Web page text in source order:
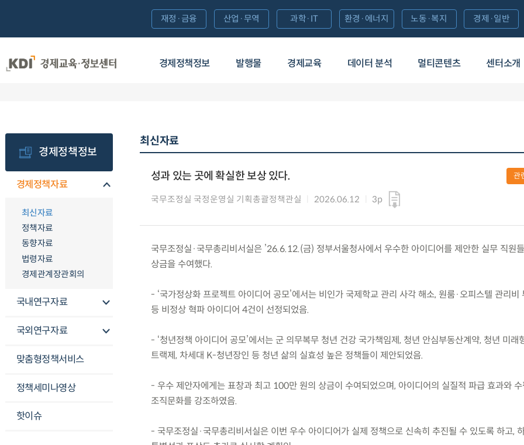
경제정책정보 발행물 경제교육 데이터 분석 멀티콘텐츠 센터소개
재정·금융 산업·무역 과학·IT 환경·에너지 노동·복지 경제·일반
경제정책정보
경제정책자료
최신자료
정책자료
동향자료
법령자료
경제관계장관회의
국내연구자료
국외연구자료
맞춤형정책서비스
정책세미나영상
핫이슈
최신자료
성과 있는 곳에 확실한 보상 있다.
국무조정실 국정운영실 기획총괄정책관실 2026.06.12 3p
관
국무조정실·국무총리비서실은 ’26.6.12.(금) 정부서울청사에서 우수한 아이디어를 제안한 실무 직원
상금을 수여했다.
- ‘국가정상화 프로젝트 아이디어 공모’에서는 비인가 국제학교 관리 사각 해소, 원룸·오피스텔 관리비
등 비정상 혁파 아이디어 4건이 선정되었음.
- ‘청년정책 아이디어 공모’에서는 군 의무복무 청년 건강 국가책임제, 청년 안심부동산계약, 청년 미래
트랙제, 차세대 K-청년장인 등 청년 삶의 실효성 높은 정책들이 제안되었음.
- 우수 제안자에게는 표창과 최고 100만 원의 상금이 수여되었으며, 아이디어의 실질적 파급 효과와 수
조직문화를 강조하였음.
- 국무조정실·국무총리비서실은 이번 우수 아이디어가 실제 정책으로 신속히 추진될 수 있도록 하고, 하